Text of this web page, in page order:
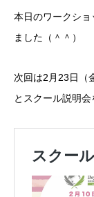
本日のワークシ
ました（＾＾）
次回は2月23日（
とスクール説明会